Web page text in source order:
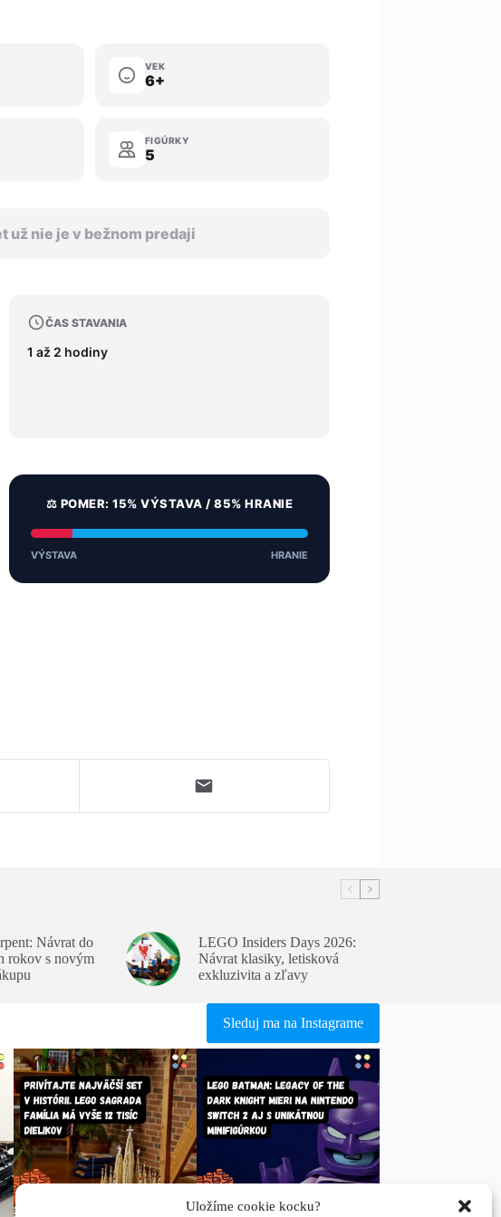
Uložíme cookie kocku?
VEK
6+
FIGÚRKY
5
už nie je v bežnom predaji
ČAS STAVANIA
1 až 2 hodiny
⚖️ POMER: 15% VÝSTAVA / 85% HRANIE
VÝSTAVA HRANIE
Návrat do
rokov s novým
LEGO Insiders Days 2026:
Návrat klasiky, letisková
exkluzivita a zľavy
Sleduj ma na Instagrame